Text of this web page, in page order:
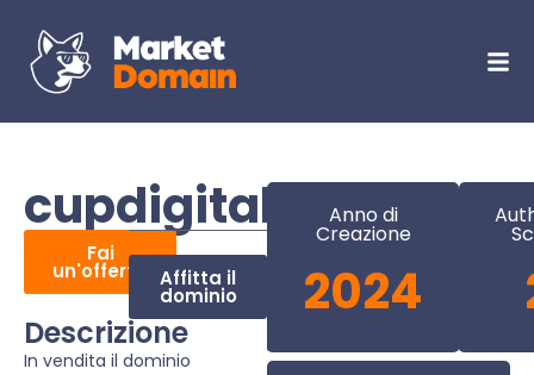
cupdigitale.it
Fai
un'offerta Affitta il
dominio
Descrizione
In vendita il dominio
Anno di
Creazione
2024